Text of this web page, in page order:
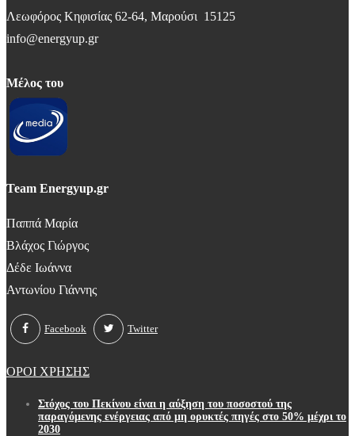
Λεωφόρος Κηφισίας 62-64, Μαρούσι 15125
info@energyup.gr
Μέλος του
Team Energyup.gr
Παππά Μαρία
Βλάχος Γιώργος
Δέδε Ιωάννα
Αντωνίου Γιάννης
Facebook Twitter
ΟΡΟΙ ΧΡΗΣΗΣ
Στόχος του Πεκίνου είναι η αύξηση του ποσοστού της
παραγόμενης ενέργειας από μη ορυκτές πηγές στο 50% μέχρι το
2030